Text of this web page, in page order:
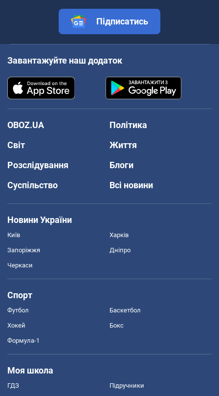
Підписатись
Завантажуйте наш додаток
OBOZ.UA
Політика
Світ
Життя
Розслідування
Блоги
Суспільство
Всі новини
Новини України
Київ Харків
Запоріжжя Дніпро
Черкаси
Спорт
Футбол Баскетбол
Хокей Бокс
Формула-1
Моя школа
ГДЗ Підручники